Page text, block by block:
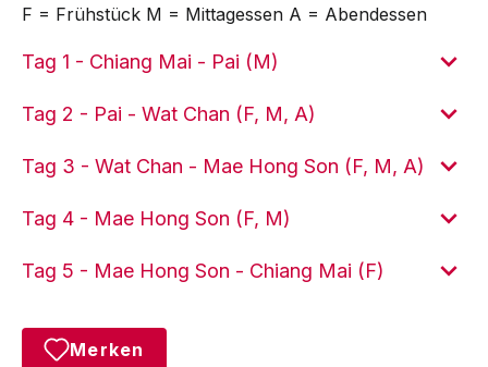
F = Frühstück M = Mittagessen A = Abendessen
Tag 1 - Chiang Mai - Pai (M)
Tag 2 - Pai - Wat Chan (F, M, A)
Tag 3 - Wat Chan - Mae Hong Son (F, M, A)
Tag 4 - Mae Hong Son (F, M)
Tag 5 - Mae Hong Son - Chiang Mai (F)
Merken